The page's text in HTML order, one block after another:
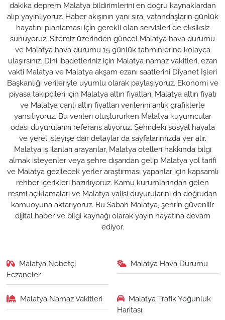
dakika deprem Malatya bildirimlerini en doğru kaynaklardan
alıp yayınlıyoruz. Haber akışının yanı sıra, vatandaşların günlük
hayatını planlaması için gerekli olan servisleri de eksiksiz
sunuyoruz. Sitemiz üzerinden güncel Malatya hava durumu
ve Malatya hava durumu 15 günlük tahminlerine kolayca
ulaşırsınız. Dini ibadetleriniz için Malatya namaz vakitleri, ezan
vakti Malatya ve Malatya akşam ezanı saatlerini Diyanet İşleri
Başkanlığı verileriyle uyumlu olarak paylaşıyoruz. Ekonomi ve
piyasa takipçileri için Malatya altın fiyatları, Malatya altın fiyatı
ve Malatya canlı altın fiyatları verilerini anlık grafiklerle
yansıtıyoruz. Bu verileri oluştururken Malatya kuyumcular
odası duyurularını referans alıyoruz. Şehirdeki sosyal hayata
ve yerel işleyişe dair detaylar da sayfalarımızda yer alır.
Malatya iş ilanları arayanlar, Malatya otelleri hakkında bilgi
almak isteyenler veya şehre dışarıdan gelip Malatya yol tarifi
ve Malatya gezilecek yerler araştırması yapanlar için kapsamlı
rehber içerikleri hazırlıyoruz. Kamu kurumlarından gelen
resmi açıklamaları ve Malatya valisi duyurularını da doğrudan
kamuoyuna aktarıyoruz. Bu Sabah Malatya, şehrin güvenilir
dijital haber ve bilgi kaynağı olarak yayın hayatına devam
ediyor.
Malatya Nöbetçi
Eczaneler
Malatya Hava Durumu
Malatya Namaz Vakitleri
Malatya Trafik Yoğunluk
Haritası